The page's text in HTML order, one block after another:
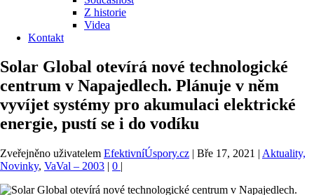
Z historie
Videa
Kontakt
Solar Global otevírá nové technologické
centrum v Napajedlech. Plánuje v něm
vyvíjet systémy pro akumulaci elektrické
energie, pustí se i do vodíku
Zveřejněno uživatelem EfektivníÚspory.cz | Bře 17, 2021 | Aktuality,
Novinky, VaVal – 2003 | 0 |